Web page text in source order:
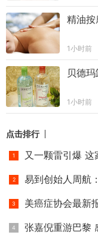
精油
1小时前
贝德
1小时前
点击排行
又一颗雷引爆
易到创始人周航：
美癌症协会最新报
张嘉倪重游巴黎 感